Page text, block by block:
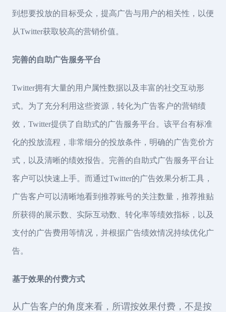
到想要投放的目标受众，提高广告与用户的相关性，以便
从Twitter获取较高的营销价值。
完善的自助广告服务平台
Twitter拥有大量的用户属性数据以及丰富的社交互动形
式。为了充分利用这些资源，转化为广告客户的营销绩
效，Twitter提供了自助式的广告服务平台。该平台有标准
化的投放流程，非常细分的投放条件，明确的广告竞价方
式，以及清晰的绩效报告。完善的自助式广告服务平台让
客户可以快速上手。而通过Twitter的广告效果分析工具，
广告客户可以清晰地看到推荐账号的关注数量，推荐推贴
所获得的展示数、实际互动数、转化率等绩效指标，以及
支付的广告费用等情况，并根据广告绩效情况持续优化广
告。
基于效果的付费方式
从广告客户的角度来看，所谓按效果付费，不是按